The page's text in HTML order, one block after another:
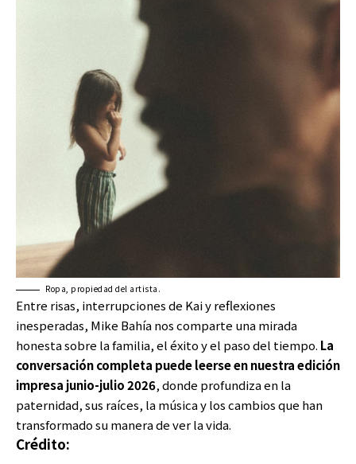
Ropa, propiedad del artista.
Entre risas, interrupciones de Kai y reflexiones
inesperadas, Mike Bahía nos comparte una mirada
honesta sobre la familia, el éxito y el paso del tiempo. La
conversación completa puede leerse en nuestra edición
impresa junio-julio 2026, donde profundiza en la
paternidad, sus raíces, la música y los cambios que han
transformado su manera de ver la vida.
Crédito: